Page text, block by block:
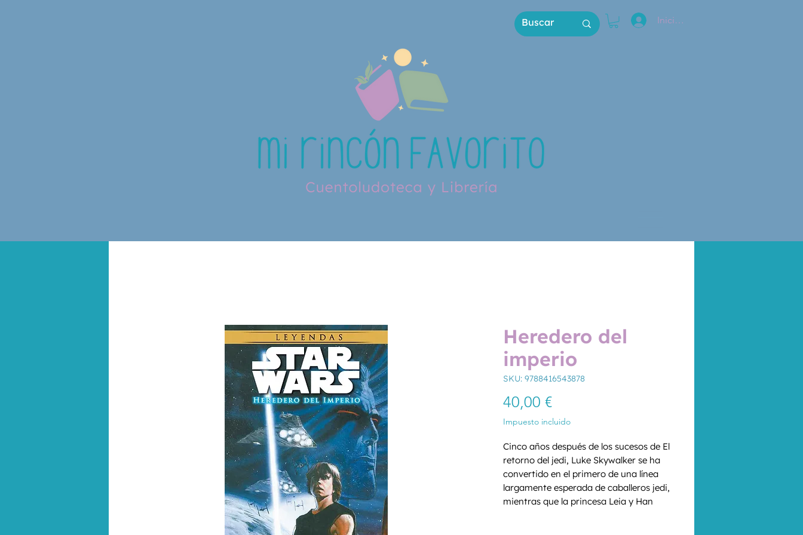
Iniciar sesión
Heredero del
imperio
SKU: 9788416543878
40,00 €Precio
Impuesto incluido
Cinco años después de los sucesos de El
retorno del jedi, Luke Skywalker se ha
convertido en el primero de una línea
largamente esperada de caballeros jedi,
mientras que la princesa Leia y Han